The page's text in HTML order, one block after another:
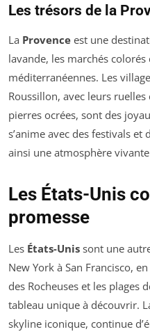
Les trésors de la
La Provence est une
lavande, les marchés
méditerranéennes. Les
Roussillon, avec leurs
pierres ocrées, sont des
s’anime avec des festivals
ainsi une atmosphère
Les États-Unis
promesse
Les États-Unis sont une
New York à San Francisco,
des Rocheuses et les plages
tableau unique à découvrir.
skyline iconique, continue